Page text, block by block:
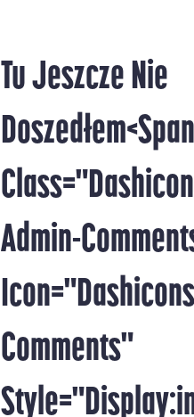
Tu Jeszcze Nie
Doszedłem<span
Admin-
Comments"